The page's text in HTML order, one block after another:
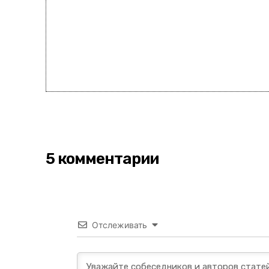
5 комментарии
Отслеживать